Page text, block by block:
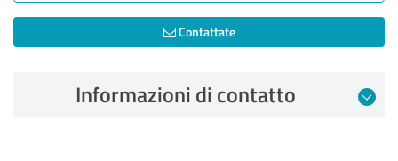
Contattate
Informazioni di contatto